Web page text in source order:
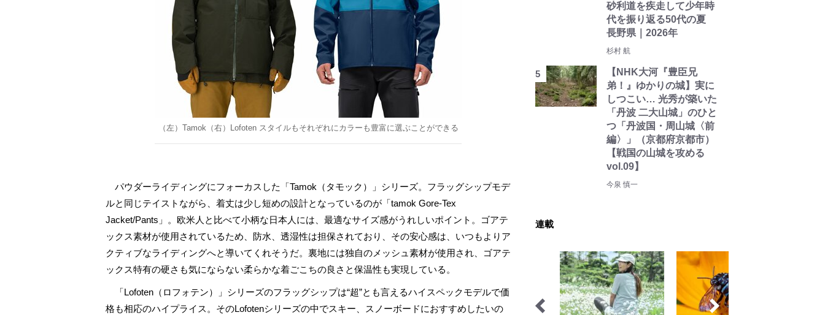
（左）Tamok（右）Lofoten スタイルもそれぞれにカラーも豊富に選ぶことができる
パウダーライディングにフォーカスした「Tamok（タモック）」シリーズ。フラッグシップモデ
ルと同じテイストながら、着丈は少し短めの設計となっているのが「tamok Gore-Tex
Jacket/Pants」。欧米人と比べて小柄な日本人には、最適なサイズ感がうれしいポイント。ゴアテ
ックス素材が使用されているため、防水、透湿性は担保されており、その安心感は、いつもよりア
クティブなライディングへと導いてくれそうだ。裏地には独自のメッシュ素材が使用され、ゴアテ
ックス特有の硬さも気にならない柔らかな着ごこちの良さと保温性も実現している。
「Lofoten（ロフォテン）」シリーズのフラッグシップは“超”とも言えるハイスペックモデルで価
格も相応のハイプライス。そのLofotenシリーズの中でスキー、スノーボードにおすすめしたいの
砂利道を疾走して少年時
代を振り返る50代の夏
長野県｜2026年
杉村 航
【NHK大河『豊臣兄
弟！』ゆかりの城】実に
しつこい… 光秀が築いた
「丹波 二大山城」のひと
つ「丹波国・周山城〈前
編〉」（京都府京都市）
【戦国の山城を攻める
vol.09】
今泉 慎一
連載